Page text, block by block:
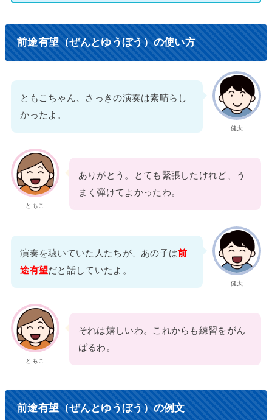
前途有望（ぜんとゆうぼう）の使い方
健太
ともこちゃん、さっきの演奏は素晴らし
かったよ。
ともこ
ありがとう。とても緊張したけれど、う
まく弾けてよかったわ。
健太
演奏を聴いていた人たちが、あの子は前
途有望だと話していたよ。
ともこ
それは嬉しいわ。これからも練習をがん
ばるわ。
前途有望（ぜんとゆうぼう）の例文